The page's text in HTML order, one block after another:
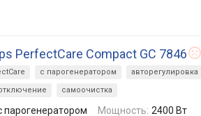
PerfectCare Compact GC 7846
с парогенератором
авторегулировка
самоочистка
парогенератором Мощность: 2400 Вт